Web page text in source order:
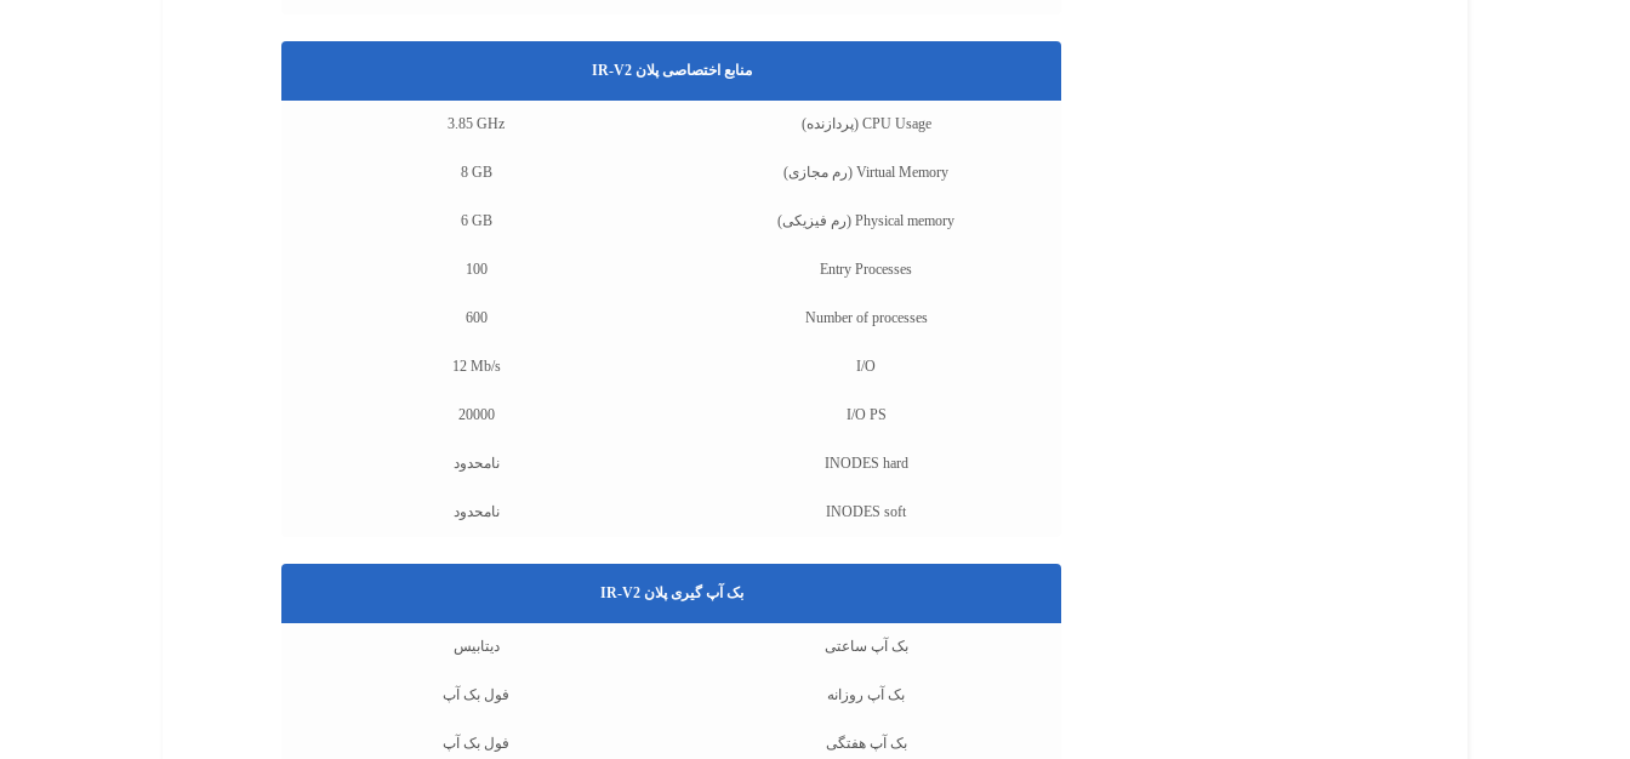
منابع اختصاصی پلان IR-V2
CPU Usage (پردازنده) 3.85 GHz
Virtual Memory (رم مجازی) 8 GB
Physical memory (رم فیزیکی) 6 GB
Entry Processes
100
Number of processes
600
I/O
12 Mb/s
I/O PS
20000
INODES hard نامحدود
INODES soft نامحدود
بک آپ گیری پلان IR-V2
بک آپ ساعتی دیتابیس
بک آپ روزانه فول بک آپ
بک آپ هفتگی فول بک آپ